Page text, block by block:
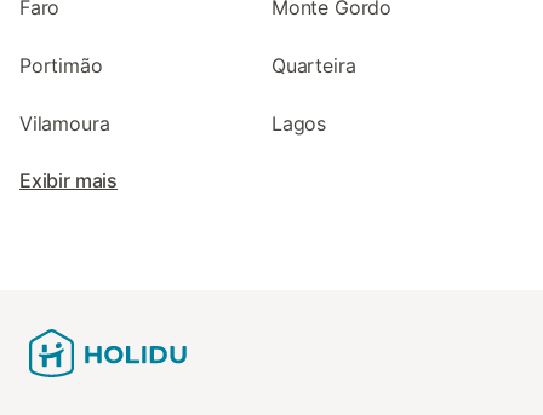
Faro Monte Gordo
Portimão Quarteira
Vilamoura Lagos
Exibir mais